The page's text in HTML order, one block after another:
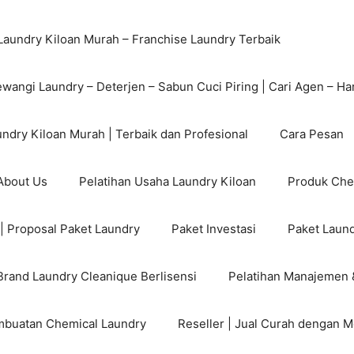
Kiloan Murah – Franchise Laundry Terbaik
Laundry – Deterjen – Sabun Cuci Piring | Cari Agen –
Kiloan Murah | Terbaik dan Profesional Cara Pesan
Us Pelatihan Usaha Laundry Kiloan Produk
Proposal Paket Laundry Paket Investasi Paket
Laundry Cleanique Berlisensi Pelatihan Manajemen
Chemical Laundry Reseller | Jual Curah dengan